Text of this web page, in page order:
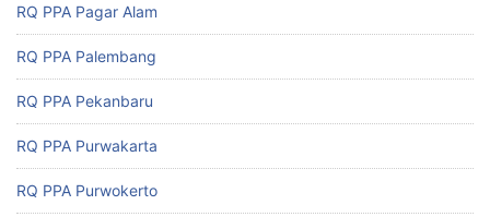
RQ PPA Pagar Alam
RQ PPA Palembang
RQ PPA Pekanbaru
RQ PPA Purwakarta
RQ PPA Purwokerto